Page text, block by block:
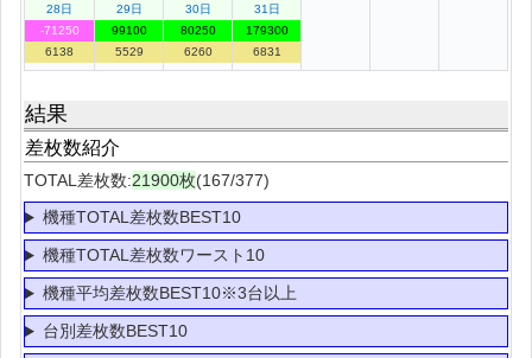
28日
-71250
6138
29日
99100
5529
30日
80250
6260
31日
179300
6831
結果
差枚数紹介
TOTAL差枚数:21900枚(167/377)
機種TOTAL差枚数BEST10
機種TOTAL差枚数ワースト10
機種平均差枚数BEST10※3台以上
台別差枚数BEST10